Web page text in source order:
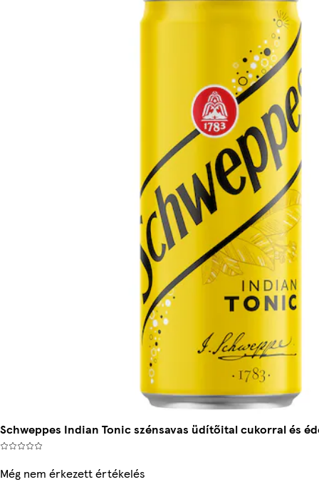
Schweppes Indian Tonic szénsavas üdítőital cukorral és
Még nem érkezett értékelés